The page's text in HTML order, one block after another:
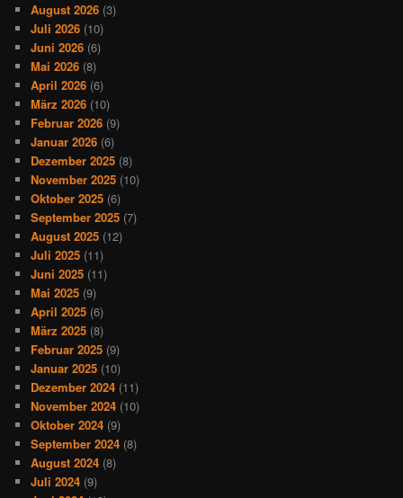
August 2026 (3)
Juli 2026 (10)
Juni 2026 (6)
Mai 2026 (8)
April 2026 (6)
März 2026 (10)
Februar 2026 (9)
Januar 2026 (6)
Dezember 2025 (8)
November 2025 (10)
Oktober 2025 (6)
September 2025 (7)
August 2025 (12)
Juli 2025 (11)
Juni 2025 (11)
Mai 2025 (9)
April 2025 (6)
März 2025 (8)
Februar 2025 (9)
Januar 2025 (10)
Dezember 2024 (11)
November 2024 (10)
Oktober 2024 (9)
September 2024 (8)
August 2024 (8)
Juli 2024 (9)